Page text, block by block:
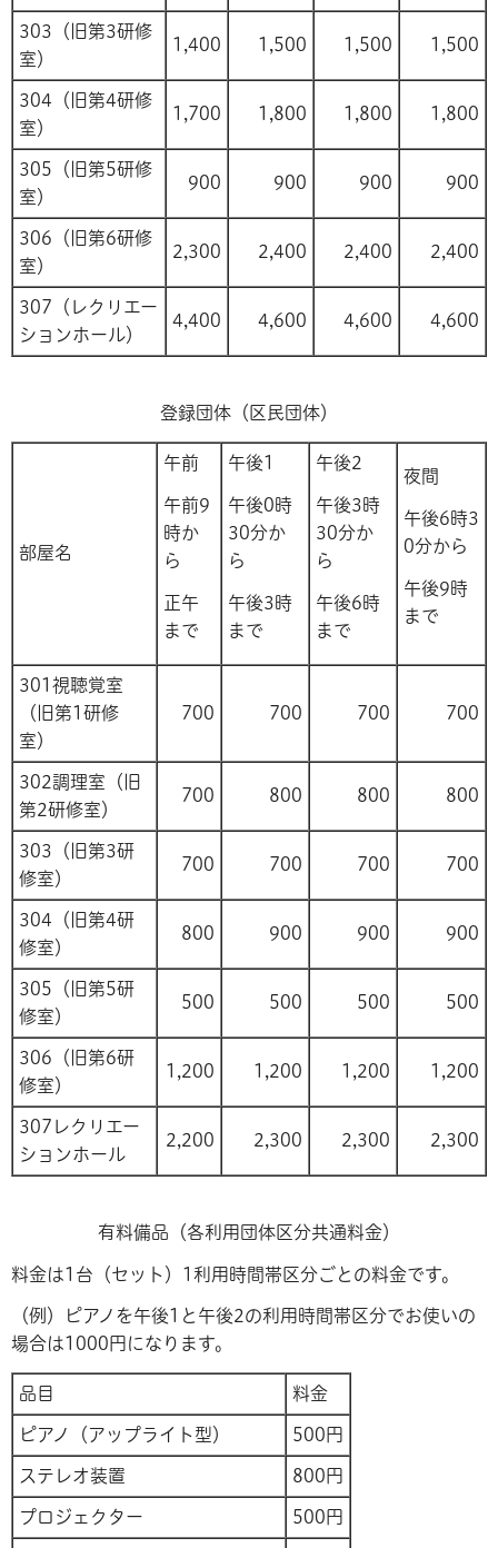
303（旧第3研修
室）
1,400 1,500 1,500 1,500
304（旧第4研修
室）
1,700 1,800 1,800 1,800
305（旧第5研修
室）
900 900 900 900
306（旧第6研修
室）
2,300 2,400 2,400 2,400
307（レクリエー
ションホール）
4,400 4,600 4,600 4,600
登録団体（区民団体）
部屋名
午前
午前9
時か
ら
正午
まで
午後1
午後0時
30分か
ら
午後3時
まで
午後2
午後3時
30分か
ら
午後6時
まで
夜間
午後6時3
0分から
午後9時
まで
301視聴覚室
（旧第1研修
室）
700 700 700 700
302調理室（旧
第2研修室）
700 800 800 800
303（旧第3研
修室）
700 700 700 700
304（旧第4研
修室）
800 900 900 900
305（旧第5研
修室）
500 500 500 500
306（旧第6研
修室）
1,200 1,200 1,200 1,200
307レクリエー
ションホール
2,200 2,300 2,300 2,300
有料備品（各利用団体区分共通料金）
料金は1台（セット）1利用時間帯区分ごとの料金です。
（例）ピアノを午後1と午後2の利用時間帯区分でお使いの
場合は1000円になります。
品目 料金
ピアノ（アップライト型） 500円
ステレオ装置 800円
プロジェクター 500円